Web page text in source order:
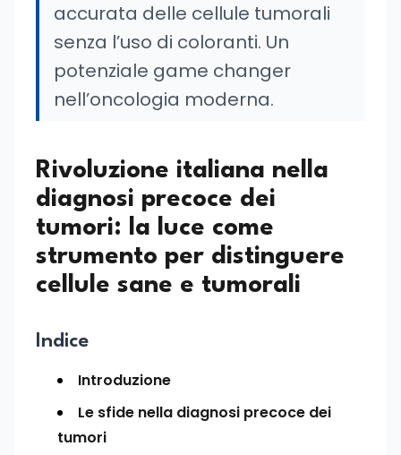
accurata delle cellule tumorali
senza l’uso di coloranti. Un
potenziale game changer
nell’oncologia moderna.
Rivoluzione italiana nella
diagnosi precoce dei
tumori: la luce come
strumento per distinguere
cellule sane e tumorali
Indice
Introduzione
Le sfide nella diagnosi precoce dei
tumori